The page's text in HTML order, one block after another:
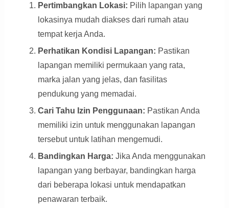
Pertimbangkan Lokasi: Pilih lapangan yang
lokasinya mudah diakses dari rumah atau
tempat kerja Anda.
Perhatikan Kondisi Lapangan: Pastikan
lapangan memiliki permukaan yang rata,
marka jalan yang jelas, dan fasilitas
pendukung yang memadai.
Cari Tahu Izin Penggunaan: Pastikan Anda
memiliki izin untuk menggunakan lapangan
tersebut untuk latihan mengemudi.
Bandingkan Harga: Jika Anda menggunakan
lapangan yang berbayar, bandingkan harga
dari beberapa lokasi untuk mendapatkan
penawaran terbaik.